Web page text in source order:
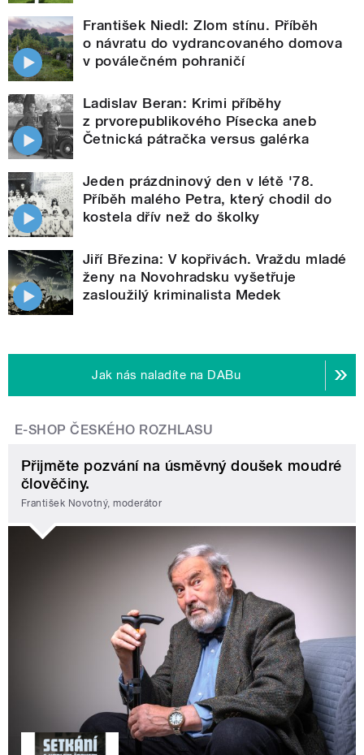
František Niedl: Zlom stínu. Příběh
o návratu do vydrancovaného domova
v poválečném pohraničí
Ladislav Beran: Krimi příběhy
z prvorepublikového Písecka aneb
Četnická pátračka versus galérka
Jeden prázdninový den v létě '78.
Příběh malého Petra, který chodil do
kostela dřív než do školky
Jiří Březina: V kopřivách. Vraždu mladé
ženy na Novohradsku vyšetřuje
zasloužilý kriminalista Medek
Jak nás naladíte na DABu
E-SHOP ČESKÉHO ROZHLASU
Přijměte pozvání na úsměvný doušek moudré
člověčiny.
František Novotný, moderátor